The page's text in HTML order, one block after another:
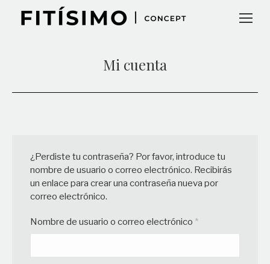
Mi cuenta
¿Perdiste tu contraseña? Por favor, introduce tu
nombre de usuario o correo electrónico. Recibirás
un enlace para crear una contraseña nueva por
correo electrónico.
Nombre de usuario o correo electrónico *Obligatorio